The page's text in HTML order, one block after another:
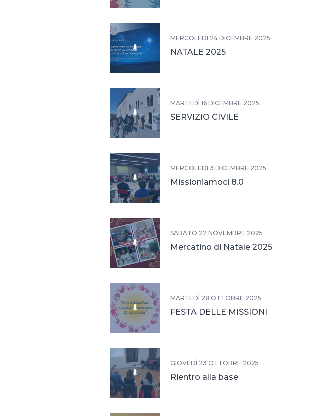
MERCOLEDÌ 24 DICEMBRE 2025
NATALE 2025
MARTEDÌ 16 DICEMBRE 2025
SERVIZIO CIVILE
MERCOLEDÌ 3 DICEMBRE 2025
Missioniamoci 8.0
SABATO 22 NOVEMBRE 2025
Mercatino di Natale 2025
MARTEDÌ 28 OTTOBRE 2025
FESTA DELLE MISSIONI
GIOVEDÌ 23 OTTOBRE 2025
Rientro alla base